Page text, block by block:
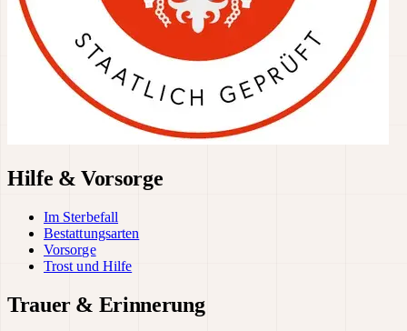
Hilfe & Vorsorge
Im Sterbefall
Bestattungsarten
Vorsorge
Trost und Hilfe
Trauer & Erinnerung